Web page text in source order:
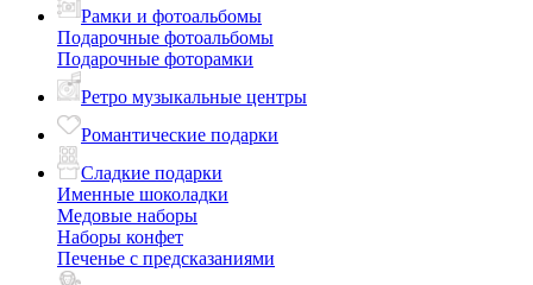
Рамки и фотоальбомы
Подарочные фотоальбомы
Подарочные фоторамки
Ретро музыкальные центры
Романтические подарки
Сладкие подарки
Именные шоколадки
Медовые наборы
Наборы конфет
Печенье с предсказаниями